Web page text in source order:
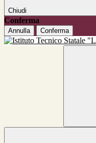
Chiudi
Conferma
Annulla Conferma